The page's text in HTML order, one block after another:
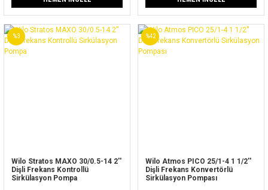
%3
Wilo Stratos MAXO 30/0.5-14 2''
Dişli Frekans Kontrollü
Sirkülasyon Pompa
%42
Wilo Atmos PICO 25/1-4 1 1/2''
Dişli Frekans Konvertörlü
Sirkülasyon Pompası